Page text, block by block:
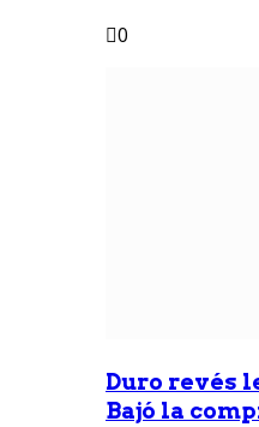
0
Duro revés
Bajó la